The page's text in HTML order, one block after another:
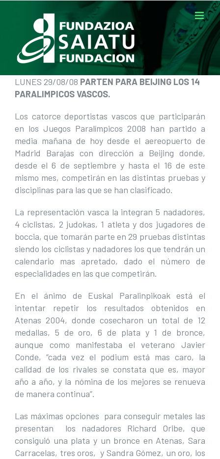
contenido
LUNES 29/08/08 PARTEN PARA BEIJING LOS 14
PARALIMPICOS VASCOS.
Los catorce deportistas vascos que participarán
en los Juegos Paralímpicos 2008 han partido a
media mañana de hoy desde el aereopuerto de
Madrid Barajas con dirección a Beijing donde,
desde el 6 de septiembre y hasta el 16 de este
mismo mes, competirán en las distintas pruebas y
disciplinas para las que se han clasificado.
La representación vasca la integran 5 nadadores,
4 ciclistas, 2 judokas, 1 atleta y dos jugadores de
boccia, que tomarán parte en 29 pruebas distintas
siendo los ciclistas y nadadores los que tendrán un
calendario mas apretado, dado el número de
especialidades en las que competirán.
En el ánimo de Euskal Paralinpikoak está el
intentar repetir los resultados obtenidos en
Atenas 2004, donde cosecharon un total de 12
medallas, 5 de oro, 6 de plata y 1 de bronce,
aunque como manifestaba el veterano Javier
Conde, “cada vez el podium está mas caro, la
calidad de los rivales se constata que es, mayor
año a año, y la nómina de los mejores se renueva
de manera continua”.
Las máximas opciones para conseguir metales las
presentan los nadadores Richard Oribe, que
consiguió una plata y un bronce en Atenas, Sara
Carracelas, tres oros, y Sandra Gómez, un oro, los